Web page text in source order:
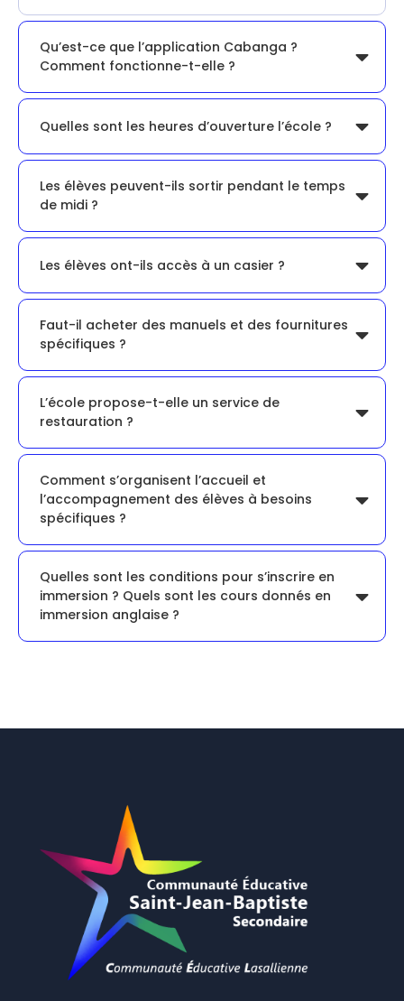
Qu’est-ce que l’application Cabanga ?
Comment fonctionne-t-elle ?
Quelles sont les heures d’ouverture l’école ?
Les élèves peuvent-ils sortir pendant le temps
de midi ?
Les élèves ont-ils accès à un casier ?
Faut-il acheter des manuels et des fournitures
spécifiques ?
L’école propose-t-elle un service de
restauration ?
Comment s’organisent l’accueil et
l’accompagnement des élèves à besoins
spécifiques ?
Quelles sont les conditions pour s’inscrire en
immersion ? Quels sont les cours donnés en
immersion anglaise ?